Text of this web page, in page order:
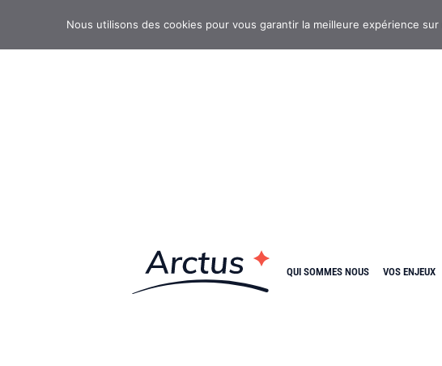
QUI SOMMES NOUS VOS ENJEUX
Nous utilisons des cookies pour vous garantir la meilleure expérience